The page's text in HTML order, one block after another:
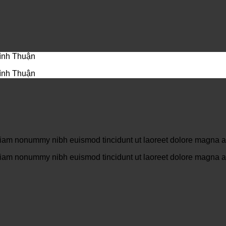
Thuận
Thuận
nonummy nibh euismod tincidunt ut laoreet dolore magna
nonummy nibh euismod tincidunt ut laoreet dolore magna